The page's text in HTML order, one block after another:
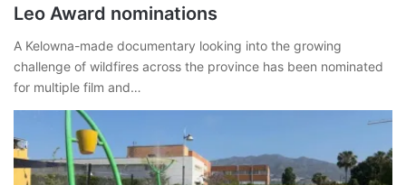
Leo Award nominations
A Kelowna-made documentary looking into the growing
challenge of wildfires across the province has been nominated
for multiple film and…